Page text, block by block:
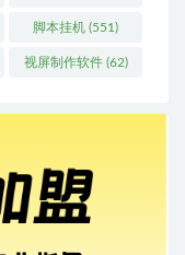
脚本挂机 (551)
视屏制作软件(62)